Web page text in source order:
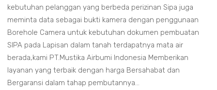
kebutuhan pelanggan yang berbeda perizinan Sipa juga
meminta data sebagai bukti kamera dengan penggunaan
Borehole Camera untuk kebutuhan dokumen pembuatan
SIPA pada Lapisan dalam tanah terdapatnya mata air
berada,kami PT.Mustika Airbumi Indonesia Memberikan
layanan yang terbaik dengan harga Bersahabat dan
Bergaransi dalam tahap pembutannya...